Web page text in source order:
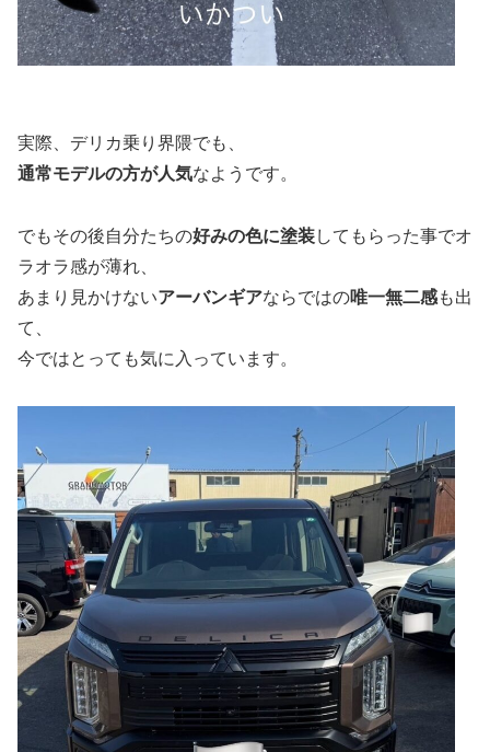
実際、デリカ乗り界隈でも、
通常モデルの方が人気なようです。
でもその後自分たちの好みの色に塗装してもらった事でオ
ラオラ感が薄れ、
あまり見かけないアーバンギアならではの唯一無二感も出
て、
今ではとっても気に入っています。